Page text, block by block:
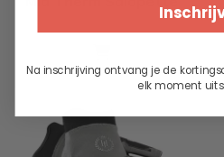
Na inschrijving ontvang je de
elk moment